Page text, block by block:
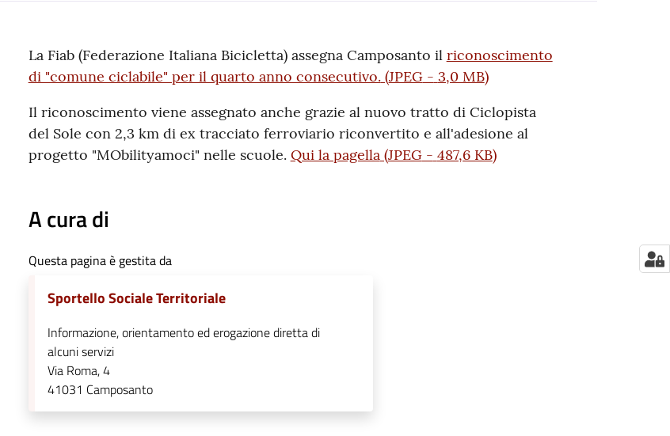
Contenuto
La Fiab (Federazione Italiana Bicicletta) assegna Camposanto il riconoscimento
di "comune ciclabile" per il quarto anno consecutivo.(JPEG- 3,0 MB)
Il riconoscimento viene assegnato anche grazie al nuovo tratto di Ciclopista
del Sole con 2,3 km di ex tracciato ferroviario riconvertito e all'adesione al
progetto "MObilityamoci" nelle scuole. Qui la pagella (JPEG- 487,6 KB)
A cura di
Questa pagina è gestita da
Sportello Sociale Territoriale
Informazione, orientamento ed erogazione diretta di
alcuni servizi
Via Roma, 4
41031 Camposanto